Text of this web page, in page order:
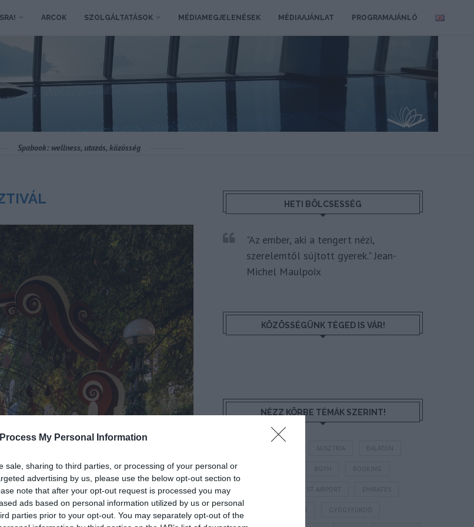
My Personal Information
sale, sharing to third parties, or processing of your personal or
advertising by us, please use the below opt-out section to
note that after your opt-out request is processed you may
ads based on personal information utilized by us or personal
parties prior to your opt-out. You may separately opt-out of the
ARCOK SZOLGÁLTATÁSOK MÉDIAMEGJELENÉSEK MÉDIAAJÁNLAT PROGRAMAJÁNLÓ
Spabook: wellness, utazás, közösség
HETI BÖLCSESSÉG
"Az ember, aki a tengert nézi,
szerelemtől sújtott gyerek." Jean-
Michel Maulpoix
KÖZÖSSÉGÜNK TÉGED IS VÁR!
NÉZZ KÖRBE TÉMÁK SZERINT!
AUSZTRIA BALATON
BELFÖLDI TURIZMUS BGYH BOOKING
BUDAPEST AIRPORT EMIRATES
GYÓGYFÜRDŐ